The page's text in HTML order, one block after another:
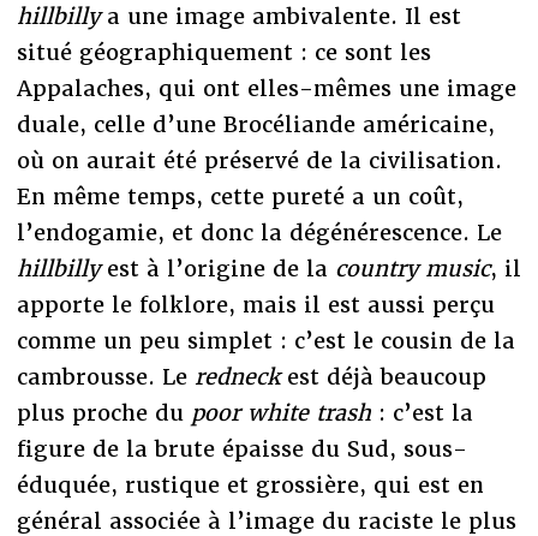
hillbillya une image ambivalente. Il est
situé géographiquement : ce sont les
Appalaches, qui ont elles-mêmes une image
duale, celle d’une Brocéliande américaine,
où on aurait été préservé de la civilisation.
En même temps, cette pureté a un coût,
l’endogamie, et donc la dégénérescence. Le
hillbillyest à l’origine de la country music, il
apporte le folklore, mais il est aussi perçu
comme un peu simplet : c’est le cousin de la
cambrousse. Le redneckest déjà beaucoup
plus proche du poor white trash: c’est la
figure de la brute épaisse du Sud, sous-
éduquée, rustique et grossière, qui est en
général associée à l’image du raciste le plus